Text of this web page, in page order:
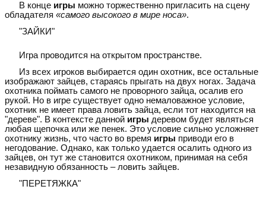
В конце игры можно торжественно пригласить на сцену
обладателя «самого высокого в мире носа».
"ЗАЙКИ"
Игра проводится на открытом пространстве.
Из всех игроков выбирается один охотник, все остальные
изображают зайцев, стараясь прыгать на двух ногах. Задача
охотника поймать самого не проворного зайца, осалив его
рукой. Но в игре существует одно немаловажное условие,
охотник не имеет права ловить зайца, если тот находится на
"дереве". В контексте данной игры деревом будет являться
любая щепочка или же пенек. Это условие сильно усложняет
охотнику жизнь, что часто во время игры приводи его в
негодование. Однако, как только удается осалить одного из
зайцев, он тут же становится охотником, принимая на себя
незавидную обязанность – ловить зайцев.
"ПЕРЕТЯЖКА"